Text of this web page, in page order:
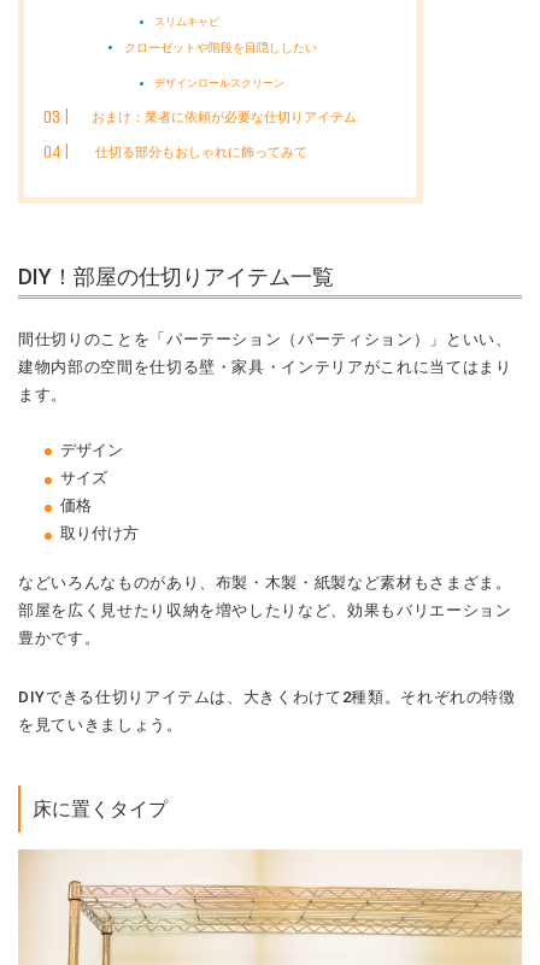
スリムキャビ
クローゼットや階段を目隠ししたい
デザインロールスクリーン
おまけ：業者に依頼が必要な仕切りアイテム
仕切る部分もおしゃれに飾ってみて
DIY！部屋の仕切りアイテム一覧
間仕切りのことを「パーテーション（パーティション）」といい、
建物内部の空間を仕切る壁・家具・インテリアがこれに当てはまり
ます。
デザイン
サイズ
価格
取り付け方
などいろんなものがあり、布製・木製・紙製など素材もさまざま。
部屋を広く見せたり収納を増やしたりなど、効果もバリエーション
豊かです。
DIYできる仕切りアイテムは、大きくわけて2種類。それぞれの特徴
を見ていきましょう。
床に置くタイプ